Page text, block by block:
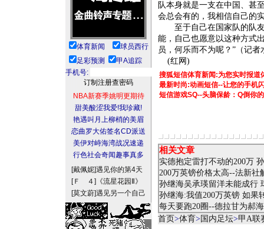
体育新闻
球员西行
足彩预测
甲A追踪
手机号:
NBA新赛季姚明更期待
甜美酸涩我爱!我珍藏!
艳遇叫月上柳梢的美眉
恋曲罗大佑签名CD派送
美伊对峙海湾战况速递
行色社会奇闻趣事真多
[戴佩妮]遇见你的第4天
[Ｆ ４] 《流星花园Ⅱ》
[莫文蔚]遇见另一个自己
队本身就是一支在中国、甚
会总会有的，我相信自己的
至于自己在国家队的队
能，自己也愿意以这种方式
员，何乐而不为呢？”（记
(红网)
搜狐短信体育新闻:为您实时报道
最新时尚:动画短信--让您的手机
短信游戏SQ--头脑保龄：Q倒你
相关文章
实德抱定雷打不动的200万
200万英镑价格太高--法新社
孙继海吴承瑛留洋未能成行
孙继海:我值200万英镑 如果
每天要跑20圈--德拉甘为郝
首页>体育> 国内足坛>甲A联